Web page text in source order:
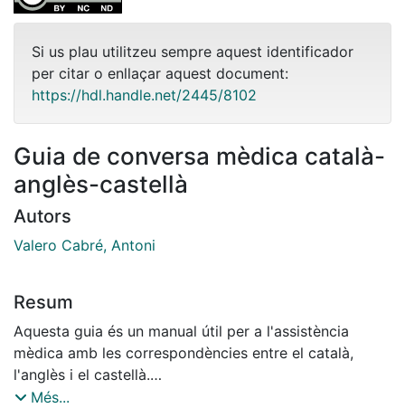
Si us plau utilitzeu sempre aquest identificador
per citar o enllaçar aquest document:
https://hdl.handle.net/2445/8102
Guia de conversa mèdica català-
anglès-castellà
Autors
Valero Cabré, Antoni
Resum
Aquesta guia és un manual útil per a l'assistència
mèdica amb les correspondències entre el català,
l'anglès i el castellà.
El llibre presenta la fraseologia necessària per a la
Més...